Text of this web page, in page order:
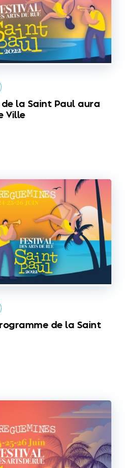
la Saint Paul aura
Ville
de la Saint